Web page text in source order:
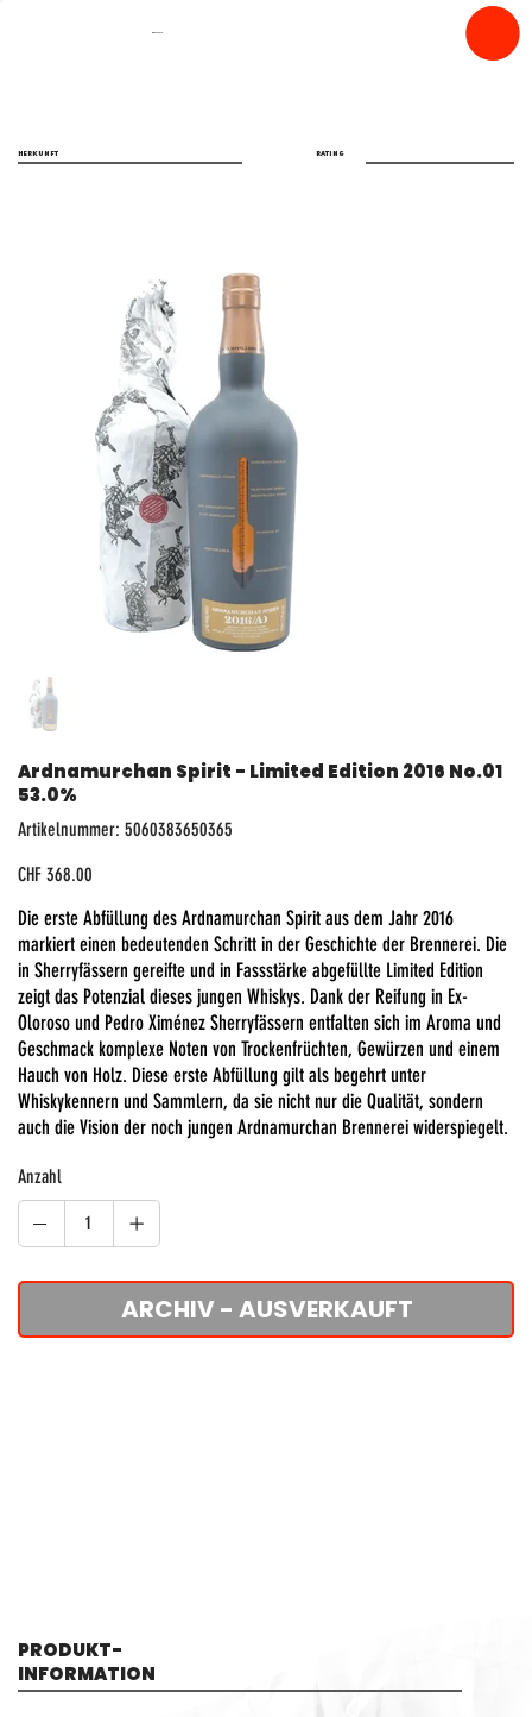
spiritfly
Ardnamurchan Spirit - Limited Edition 2016 No.01
53.0%
Artikelnummer: Artikelnummer:
5060383650365
5060383650365
Preis
CHF 368.00
Die erste Abfüllung des Ardnamurchan Spirit aus dem Jahr 2016
markiert einen bedeutenden Schritt in der Geschichte der Brennerei. Die
in Sherryfässern gereifte und in Fassstärke abgefüllte Limited Edition
zeigt das Potenzial dieses jungen Whiskys. Dank der Reifung in Ex-
Oloroso und Pedro Ximénez Sherryfässern entfalten sich im Aroma und
Geschmack komplexe Noten von Trockenfrüchten, Gewürzen und einem
Hauch von Holz. Diese erste Abfüllung gilt als begehrt unter
Whiskykennern und Sammlern, da sie nicht nur die Qualität, sondern
auch die Vision der noch jungen Ardnamurchan Brennerei widerspiegelt.
Anzahl
ARCHIV - AUSVERKAUFT
RATING
HERKUNFT
PRODUKT-
INFORMATION